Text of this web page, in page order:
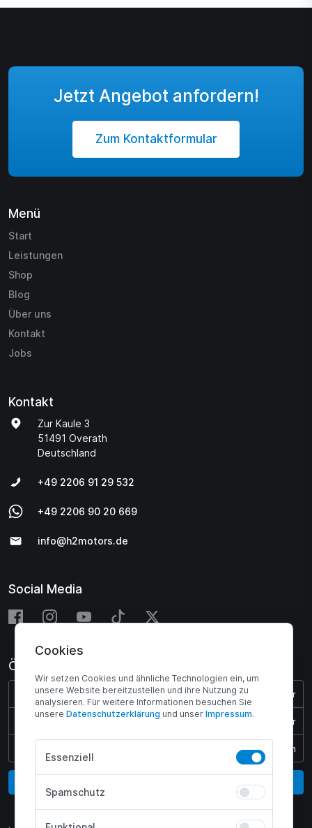
Jetzt Angebot anfordern!
Zum Kontaktformular
Menü
Start
Leistungen
Shop
Blog
Über uns
Kontakt
Jobs
Kontakt
Zur Kaule 3
51491 Overath
Deutschland
+49 2206 91 29 532
+49 2206 90 20 669
info@h2motors.de
Social Media
Öffnungszeiten
Montag - Donnerstag: 08:00 - 17:00 Uhr
08:00 - 15:45 Uhr
Geschlossen
Cookies
Wir setzen Cookies und ähnliche Technologien ein, um
unsere Website bereitzustellen und ihre Nutzung zu
analysieren. Für weitere Informationen besuchen Sie
unsere Daten­schutz­erklärung und unser Impressum.
Essenziell
Spamschutz